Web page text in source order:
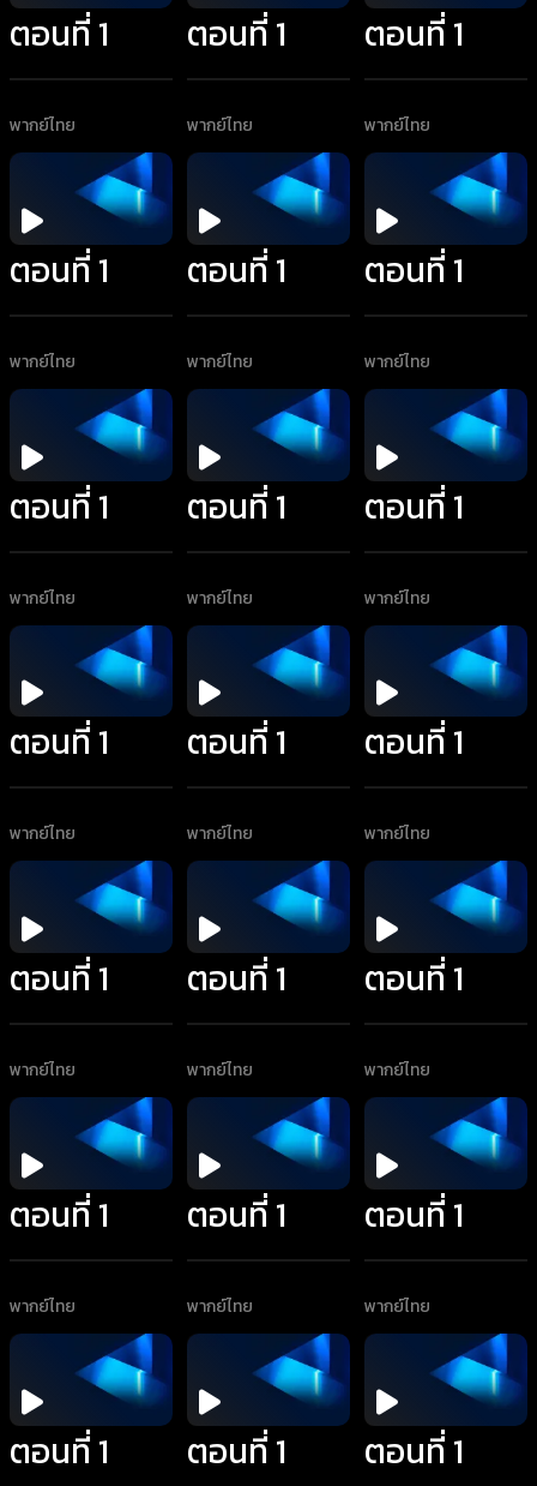
ตอนที่ 1
พากย์ไทย
ตอนที่ 1
พากย์ไทย
ตอนที่ 1
พากย์ไทย
ตอนที่ 1
พากย์ไทย
ตอนที่ 1
พากย์ไทย
ตอนที่ 1
พากย์ไทย
ตอนที่ 1
พากย์ไทย
ตอนที่ 1
พากย์ไทย
ตอนที่ 1
พากย์ไทย
ตอนที่ 1
พากย์ไทย
ตอนที่ 1
พากย์ไทย
ตอนที่ 1
พากย์ไทย
ตอนที่ 1
พากย์ไทย
ตอนที่ 1
พากย์ไทย
ตอนที่ 1
พากย์ไทย
ตอนที่ 1
พากย์ไทย
ตอนที่ 1
พากย์ไทย
ตอนที่ 1
พากย์ไทย
ตอนที่ 1 ตอนที่ 1 ตอนที่ 1